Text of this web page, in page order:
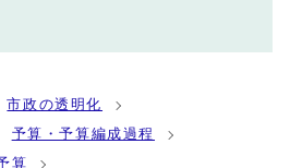
市政の透明化
予算・予算編成過程
算